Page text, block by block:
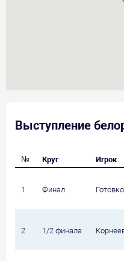
Выступление
№ Круг Игрок
1 Финал
2 1/2 финала